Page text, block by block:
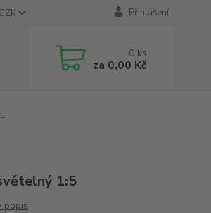
CZK Přihlášení
0 ks
za 0,00 Kč
1:5
popis